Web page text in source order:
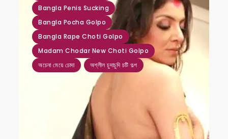
Bangla Penis Sucking
Bangla Pocha Golpo
Bangla Rape Choti Golpo
Madam Chodar New Choti Golpo
অচেনা মেয়ে চোদা অশ্লীল চুদাচুদি চটি গল্প